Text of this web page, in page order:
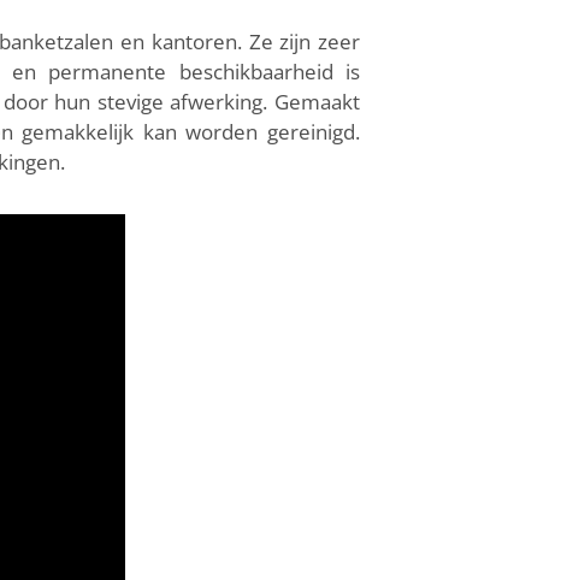
en kantoren. Ze zijn zeer
permanente beschikbaarheid is
hun stevige afwerking. Gemaakt
gemakkelijk kan worden gereinigd.